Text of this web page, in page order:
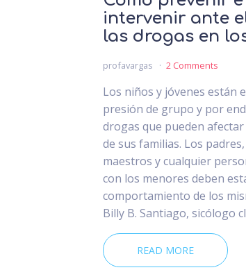
intervenir ante
las drogas en
profavargas 2 Comments
Los niños y jóvenes están
presión de grupo y por
drogas que pueden afectar
de sus familias. Los
maestros y cualquier
con los menores deben
comportamiento de los
Billy B. Santiago, sicólogo
READ MORE